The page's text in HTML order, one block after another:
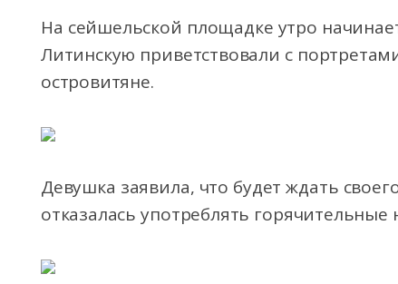
На сейшельской площадке утро
Литинскую приветствовали с
островитяне.
Девушка заявила, что будет ждать
отказалась употреблять